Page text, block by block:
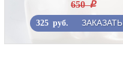
650 r
325 руб. ЗАКАЗАТЬ